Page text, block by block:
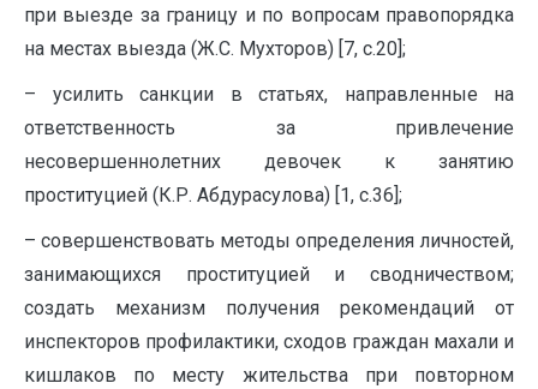
при выезде за границу и по вопросам правопорядка
на местах выезда (Ж.С. Мухторов) [7, с.20];
– усилить санкции в статьях, направленные на
ответственность за привлечение
несовершеннолетних девочек к занятию
проституцией (К.Р. Абдурасулова) [1, с.36];
– совершенствовать методы определения личностей,
занимающихся проституцией и сводничеством;
создать механизм получения рекомендаций от
инспекторов профилактики, сходов граждан махали и
кишлаков по месту жительства при повторном